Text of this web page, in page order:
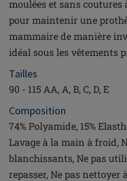
moulées et sans
pour maintenir une
mammaire de manière
idéal sous les vêtements
Tailles
90 - 115 AA, A, B, C, D, E
Composition
74% Polyamide, 15%
Lavage à la main à froid,
blanchissants, Ne pas
repasser, Ne pas nettoyer